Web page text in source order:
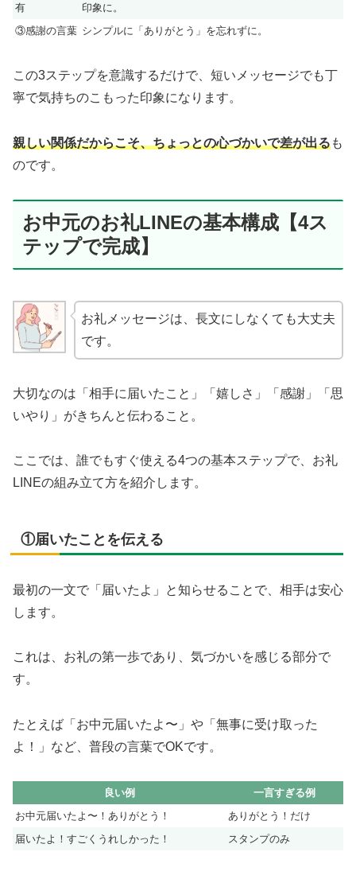
有
印象に。
③感謝の言葉 シンプルに「ありがとう」を忘れずに。
この3ステップを意識するだけで、短いメッセージでも丁
寧で気持ちのこもった印象になります。
親しい関係だからこそ、ちょっとの心づかいで差が出るも
のです。
お中元のお礼LINEの基本構成【4ス
テップで完成】
お礼メッセージは、長文にしなくても大丈夫
です。
大切なのは「相手に届いたこと」「嬉しさ」「感謝」「思
いやり」がきちんと伝わること。
ここでは、誰でもすぐ使える4つの基本ステップで、お礼
LINEの組み立て方を紹介します。
①届いたことを伝える
最初の一文で「届いたよ」と知らせることで、相手は安心
します。
これは、お礼の第一歩であり、気づかいを感じる部分で
す。
たとえば「お中元届いたよ〜」や「無事に受け取った
よ！」など、普段の言葉でOKです。
良い例
一言すぎる例
お中元届いたよ〜！ありがとう！
ありがとう！だけ
届いたよ！すごくうれしかった！
スタンプのみ